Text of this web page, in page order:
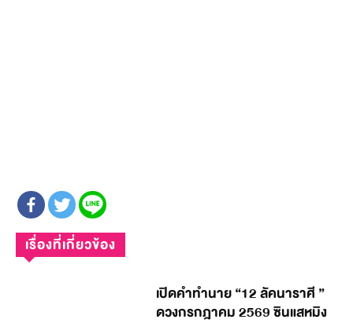
เรื่องที่เกี่ยวข้อง
เปิดคำทำนาย “12 ลัคนาราศี ”
ดวงกรกฎาคม 2569 ซินแสหมิง